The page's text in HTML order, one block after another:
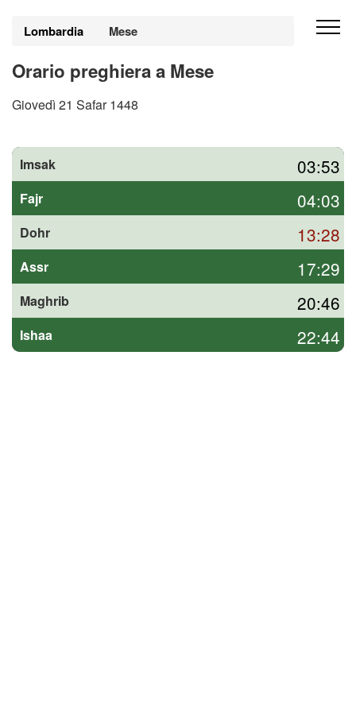
Lombardia Mese
Orario preghiera a Mese
Giovedì 21 Safar 1448
Imsak 03:53
Fajr 04:03
Dohr 13:28
Assr 17:29
Maghrib 20:46
Ishaa 22:44